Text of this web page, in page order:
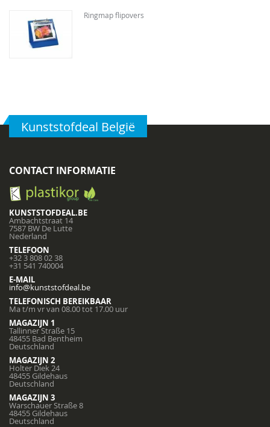
Ringmap flipovers
Kunststofdeal België
CONTACT INFORMATIE
KUNSTSTOFDEAL.BE
Ambachtstraat 14
7587 BW De Lutte
Nederland
TELEFOON
+32 3 808 02 38
+31 541 740004
E-MAIL
info@kunststofdeal.be
TELEFONISCH BEREIKBAAR
Ma t/m vr van 08.00 tot 17.00 uur
MAGAZIJN 1
Tallinner Straße 15
48455 Bad Bentheim
Deutschland
MAGAZIJN 2
Holter Diek 24
48455 Gildehaus
Deutschland
MAGAZIJN 3
Warschauer Straße 8
48455 Gildehaus
Deutschland